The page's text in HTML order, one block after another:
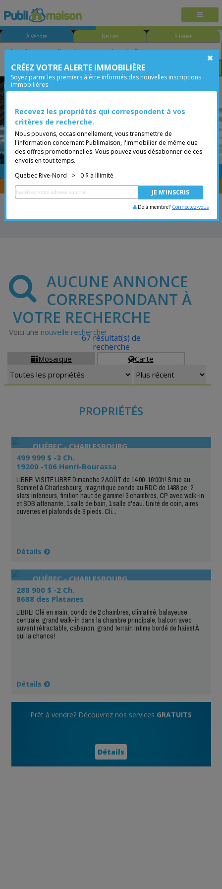
À Vendre Neuves À Louer
Chambre Prix
Québec - Ste-Foy
Placer une annonce
Vous êtes courtier, transférer vos propriétés avecCENTRIS
AUCUNE ANNONCE
CORRESPONDANT À
VOTRE RECHERCHE
Voici une nouvelle recherche!
Mosaïque Carte
67 résultat(s) de
recherche
PROPRIÉTÉS
QUÉBEC - CHARLESBOURG
499 999 $ -3 Ch.
19200 -106 Henri-Bourassa
LIBRE! VISITE LIBRE Dimanche 2 AOÛT de 14:00-16:00h! Situé au
Sommet à Charlesbourg, magnifique condo au RDC de 1488 pc, 2
stats intérieurs, finition haut de gamme! 3 chambres, CP avec walk-in
et SDB attenante, 1 salle de bain, 1 salle d'eau. Unité de coin, aires
ouvertes et plafonds de 9 pieds. Cli...
Détails
QUÉBEC - CHARLESBOURG
288 900 $ -2 Ch.
8688 des Platanes
LIBRE! Clé en main, condo de 2 chambres, climatisé, balayeuse
centrale, grand walk-in dans la chambre principale, balcon avec
auvent rétractable, cabanon, grand terrain intime bordé de haies! À
qui la chance!
Détails
Prêt à vendre? Découvrez nos services GRATUITS
Détails
CRÉEZ VOTRE ALERTE IMMOBILIÈRE
Soyez parmi les premiers à être informés des nouvelles inscriptions
immobilières
Recevez les propriétés qui correspondent à vos
critères de recherche.
Nous pouvons, occasionnellement, vous transmettre de
l'information concernant Publimaison, l'immobilier de même que
des offres promotionnelles. Vous pouvez vous désabonner de ces
envois en tout temps.
Québec Rive-Nord
> 0 $ à Illimité
Déjà membre? Connectez-vous